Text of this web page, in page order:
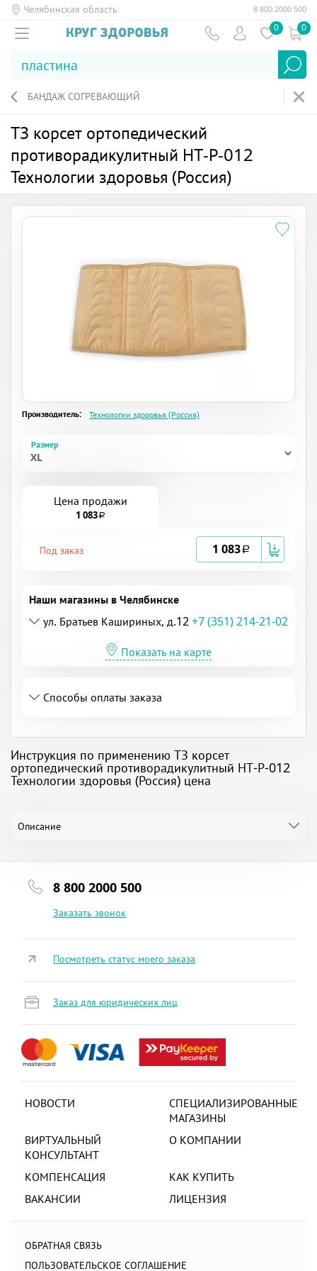
Челябинская область 8 800 2000 500
0 0
БАНДАЖ СОГРЕВАЮЩИЙ
ТЗ корсет ортопедический
противорадикулитный НТ-Р-012
Технологии здоровья (Россия)
Производитель: Технологии здоровья (Россия)
Размер
Цена продажи
1 083a
Под заказ 1 083a
Наши магазины в Челябинске
ул. Братьев Кашириных, д.12+7 (351) 214-21-02
Показать на карте
Способы оплаты заказа
Инструкция по применению ТЗ корсет
ортопедический противорадикулитный НТ-Р-012
Технологии здоровья (Россия) цена
Описание
8 800 2000 500
Заказать звонок
НОВОСТИ
СПЕЦИАЛИЗИРОВАННЫЕ
МАГАЗИНЫ
ВИРТУАЛЬНЫЙ
КОНСУЛЬТАНТ
О КОМПАНИИ
КОМПЕНСАЦИЯ
КАК КУПИТЬ
ВАКАНСИИ
ЛИЦЕНЗИЯ
ОБРАТНАЯ СВЯЗЬ
ПОЛЬЗОВАТЕЛЬСКОЕ СОГЛАШЕНИЕ
Посмотреть статус моего заказа
Заказ для юридических лиц